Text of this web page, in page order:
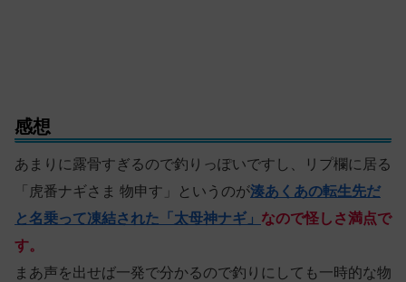
感想
あまりに露骨すぎるので釣りっぽいですし、リプ欄に居る
「虎番ナギさま 物申す」というのが湊あくあの転生先だ
と名乗って凍結された「太母神ナギ」 なので怪しさ満点で
す。
まあ声を出せば一発で分かるので釣りにしても一時的な物